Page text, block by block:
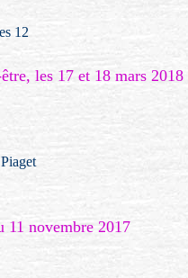
12
les 17 et 18 mars 2018
11 novembre 2017